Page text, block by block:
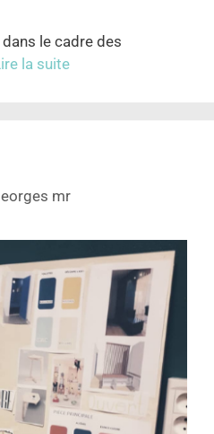
le cadre des
la suite
mr